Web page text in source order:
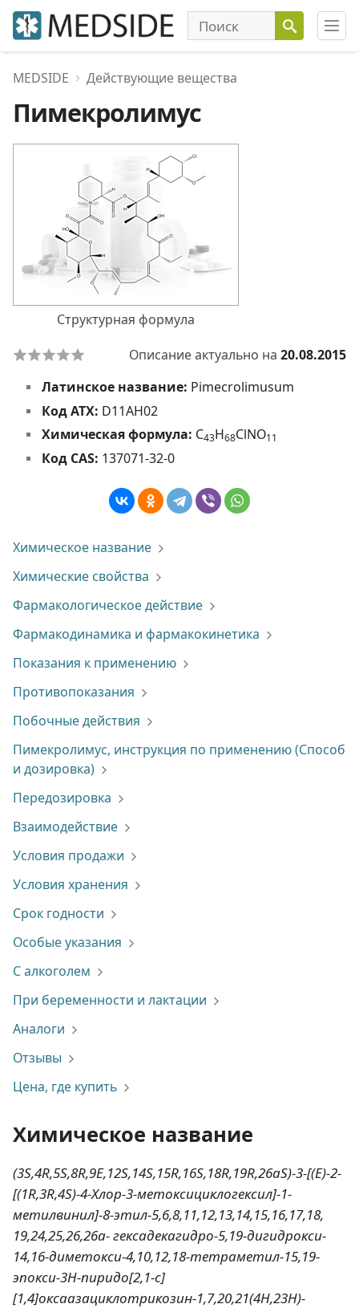
MEDSIDE Действующие вещества
Пимекролимус
Структурная формула
Описание актуально на 20.08.2015
Латинское название: Pimecrolimusum
Код АТХ: D11AH02
Химическая формула: C43H68ClNO11
Код CAS: 137071-32-0
Химическое название
Химические свойства
Фармакологическое действие
Фармакодинамика и фармакокинетика
Показания к применению
Противопоказания
Побочные действия
Пимекролимус, инструкция по применению (Способ
и дозировка)
Передозировка
Взаимодействие
Условия продажи
Условия хранения
Срок годности
Особые указания
С алкоголем
При беременности и лактации
Аналоги
Отзывы
Цена, где купить
Химическое название
(3S,4R,5S,8R,9E,12S,14S,15R,16S,18R,19R,26aS)-3-[(E)-2-
[(1R,3R,4S)-4-Хлор-3-метоксициклогексил]-1-
метилвинил]-8-этил-5,6,8,11,12,13,14,15,16,17,18,
19,24,25,26,26a- гексадекагидро-5,19-дигидрокси-
14,16-диметокси-4,10,12,18-тетраметил-15,19-
эпокси-3H-пиридо[2,1-c]
[1,4]оксаазациклотрикозин-1,7,20,21(4H,23H)-